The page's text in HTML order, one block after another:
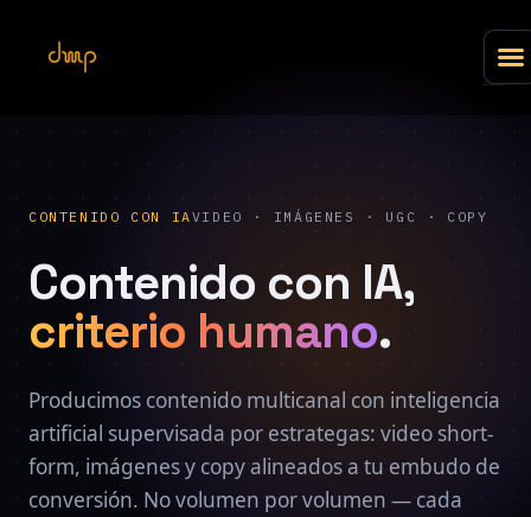
CONTENIDO CON IAVIDEO · IMÁGENES · UGC · COPY
Contenido con IA,
criterio humano.
Producimos contenido multicanal con inteligencia
artificial supervisada por estrategas: video short-
form, imágenes y copy alineados a tu embudo de
conversión. No volumen por volumen — cada